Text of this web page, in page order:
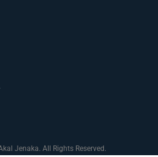
Jenaka. All Rights Reserved.